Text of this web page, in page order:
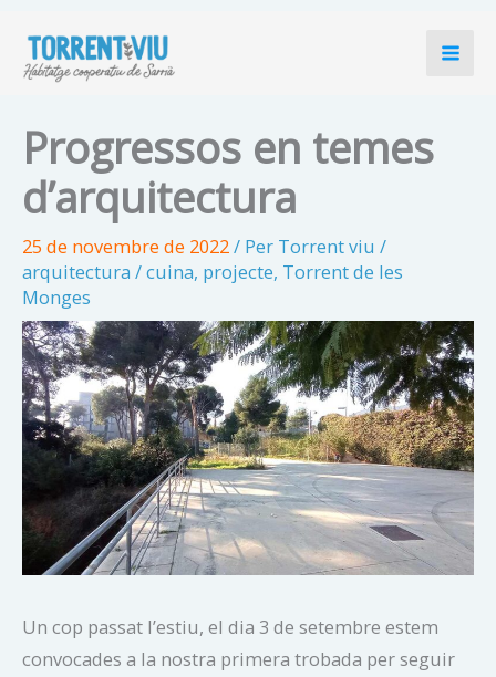
contingut
Progressos en temes
d’arquitectura
25 de novembre de 2022/ Per Torrent viu /
arquitectura /cuina, projecte, Torrent de les
Monges
Un cop passat l’estiu, el dia 3 de setembre estem
convocades a la nostra primera trobada per seguir